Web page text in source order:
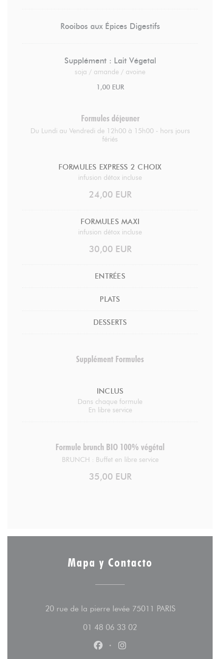
Rooibos aux Épices Digestifs
Supplément : Lait Végetal
soja / amande / avoine
1,00 EUR
Formules déjeuner
Du Lundi au Vendredi de 12h00 à 15h00 - hors jours
fériés
FORMULES EXPRESS 2 CHOIX
infusion détox incluse
24,00 EUR
FORMULES MAXI
infusion détox incluse
30,00 EUR
ENTRÉES
PLATS
DESSERTS
Supplément Formules
INCLUS
Dans chaque formule
En libre service
Formule brunch BIO 100% végétal
BRUNCH : Buffet en libre service
35,00 EUR
Mapa y Contacto
20 rue de la pierre levée 75011 PARIS((abre en
01 48 06 33 02
Facebook ((abre en una nueva
Instagram ((abre en una